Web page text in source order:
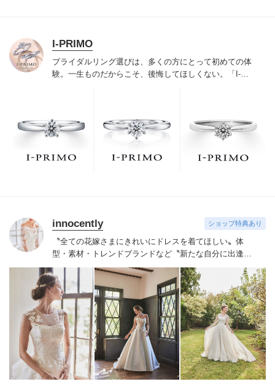
I-PRIMO
ブライダルリング選びは、多くの方にとって初めての体
験。一生ものだからこそ、後悔してほしくない。「I-
でお待ちしております。リング選びの最初の一歩をご一
緒に。まずは、アイプリモへ。
innocently ショップ特典あり
〝全ての花嫁さまにきれいにドレスを着てほしい〟 体
型・素材・トレンドブランドなど〝新たな自分に出逢え
る〟幅広いラインナップが揃うinnocently。
素材・デザイ
ンにこだわったオリジナルドレスは3～23号まで展開。
国内外の有名デザイナーズドレスも多数取扱っており、
NYやミラノ・バルセロナからセレクトされたインポート
ドレスは全て日本人花嫁向けにサイズ調整。さらに和装
は1903年創業からの伝統を受け継がれている厳選された
お着物や現代の薫りをちりばめた艶やかなコレクショ
ン。 すべての花嫁さまへ後悔しないお衣裳選びをお手伝
いさせて頂きます。